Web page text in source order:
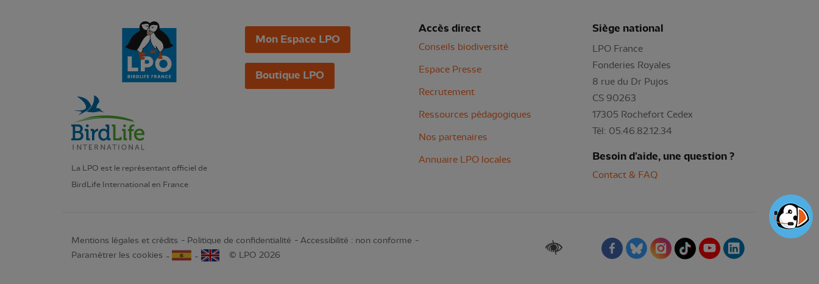
La LPO est le représentant officiel de
BirdLife International en France
Mon Espace LPO
Boutique LPO
Accès direct
Conseils biodiversité
Espace Presse
Recrutement
Ressources pédagogiques
Nos partenaires
Annuaire LPO locales
Siège national
LPO France
Fonderies Royales
8 rue du Dr Pujos
CS 90263
17305 Rochefort Cedex
Tél: 05.46.82.12.34
Besoin d'aide, une question ?
Contact & FAQ
Mentions légales et crédits Politique de confidentialité
Accessibilité : non conforme
Paramétrer les cookies
© LPO 2026 Renforcer les contrastes